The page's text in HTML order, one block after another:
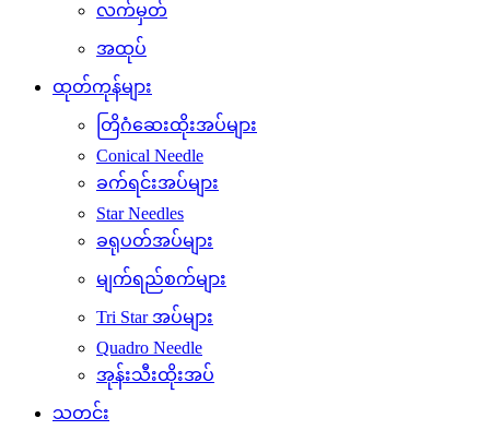
လက်မှတ်
အထုပ်
ထုတ်ကုန်များ
တြိဂံဆေးထိုးအပ်များ
Conical Needle
ခက်ရင်းအပ်များ
Star Needles
ခရုပတ်အပ်များ
မျက်ရည်စက်များ
Tri Star အပ်များ
Quadro Needle
အုန်းသီးထိုးအပ်
သတင်း